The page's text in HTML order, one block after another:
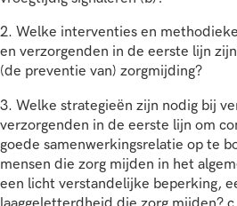
2. Welke interventies en
en verzorgenden in de eerste lijn
(de preventie van) zorgmijding?
3. Welke strategieën zijn nodig bij
verzorgenden in de eerste lijn om
goede samenwerkingsrelatie op te
mensen die zorg mijden in het
een licht verstandelijke beperking,